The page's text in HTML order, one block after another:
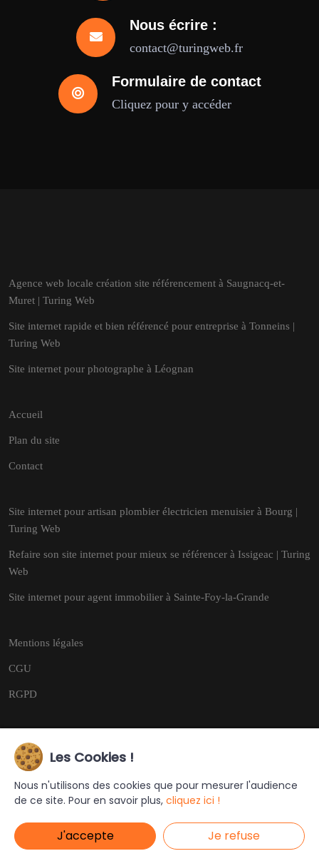
Nous écrire :
contact@turingweb.fr
Formulaire de contact
Cliquez pour y accéder
Agence web locale création site référencement à Saugnacq-et-
Muret | Turing Web
Site internet rapide et bien référencé pour entreprise à Tonneins |
Turing Web
Site internet pour photographe à Léognan
Accueil
Plan du site
Contact
Site internet pour artisan plombier électricien menuisier à Bourg |
Turing Web
Refaire son site internet pour mieux se référencer à Issigeac | Turing
Web
Site internet pour agent immobilier à Sainte-Foy-la-Grande
Mentions légales
CGU
RGPD
Copyright © 2026
Ce site a été créé et est géré par Turing Web
Les Cookies !
Nous n'utilisons des cookies que pour mesurer l'audience
de ce site. Pour en savoir plus, cliquez ici !
J'accepte Je refuse